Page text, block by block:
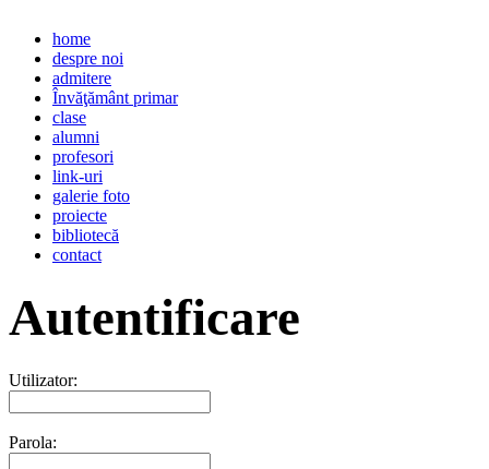
home
despre noi
admitere
Învăţământ primar
clase
alumni
profesori
link-uri
galerie foto
proiecte
bibliotecă
contact
Autentificare
Utilizator:
Parola: